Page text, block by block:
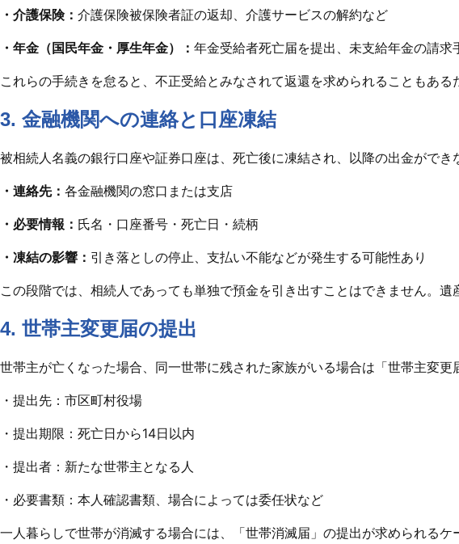
・介護保険： 介護保険被保険者証の返却、介護サービスの解約など
・年金（国民年金・厚生年金）： 年金受給者死亡届を提出、未支給年金の請求
これらの手続きを怠ると、不正受給とみなされて返還を求められることもある
3. 金融機関への連絡と口座凍結
被相続人名義の銀行口座や証券口座は、死亡後に凍結され、以降の出金ができ
・連絡先： 各金融機関の窓口または支店
・必要情報： 氏名・口座番号・死亡日・続柄
・凍結の影響： 引き落としの停止、支払い不能などが発生する可能性あり
この段階では、相続人であっても単独で預金を引き出すことはできません。
4. 世帯主変更届の提出
世帯主が亡くなった場合、同一世帯に残された家族がいる場合は「世帯主変更
・提出先：市区町村役場
・提出期限：死亡日から14日以内
・提出者：新たな世帯主となる人
・必要書類：本人確認書類、場合によっては委任状など
一人暮らしで世帯が消滅する場合には、「世帯消滅届」の提出が求められる